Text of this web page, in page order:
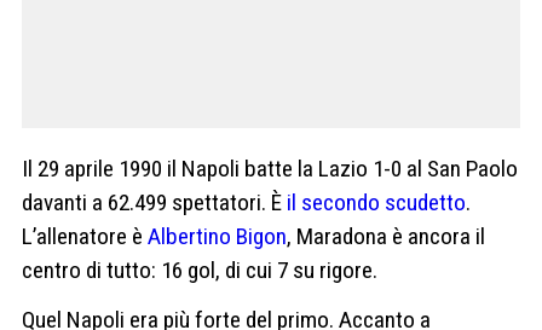
Il 29 aprile 1990 il Napoli batte la Lazio 1-0 al San Paolo
davanti a 62.499 spettatori. È il secondo scudetto.
L’allenatore è Albertino Bigon, Maradona è ancora il
centro di tutto: 16 gol, di cui 7 su rigore.
Quel Napoli era più forte del primo. Accanto a